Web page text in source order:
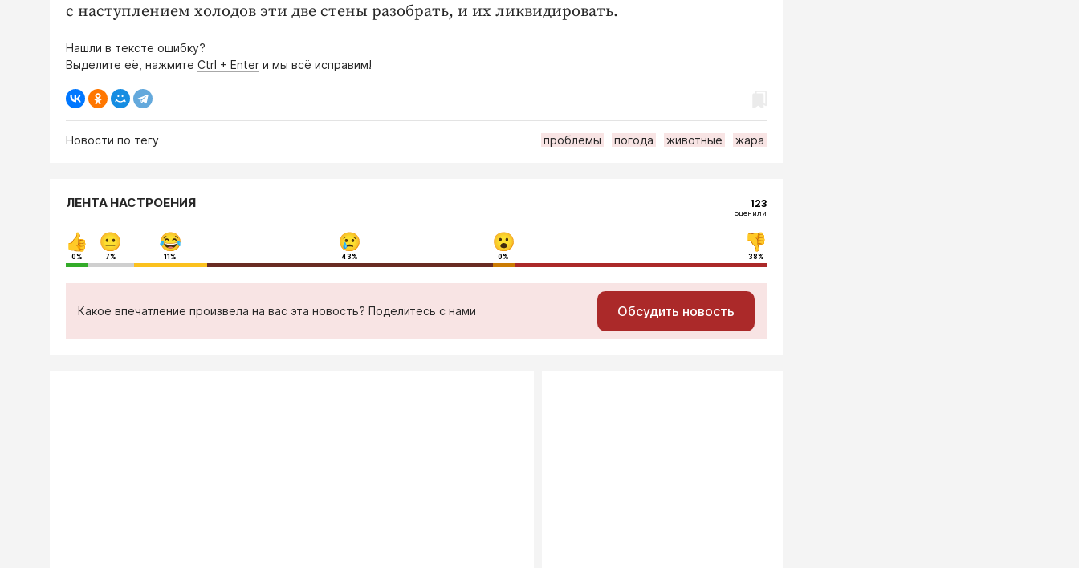
с наступлением холодов эти две стены разобрать, и их ликвидировать.
Нашли в тексте ошибку?
Выделите её, нажмите Ctrl + Enter и мы всё исправим!
Новости по тегу проблемы погода животные жара
ЛЕНТА НАСТРОЕНИЯ 123
оценили
0% 7% 11% 43% 0% 38%
Какое впечатление произвела на вас эта новость? Поделитесь с нами Обсудить новость